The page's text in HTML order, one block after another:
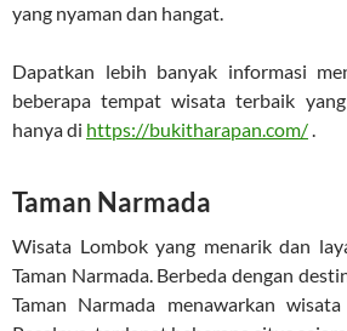
yang nyaman dan hangat.
Dapatkan lebih banyak informasi
beberapa tempat wisata terbaik
hanya di https://bukitharapan.com/.
Taman Narmada
Wisata Lombok yang menarik dan
Taman Narmada. Berbeda dengan
Taman Narmada menawarkan